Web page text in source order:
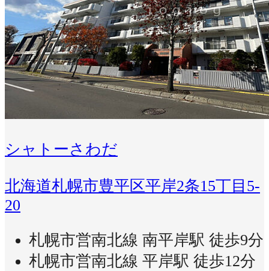
シャトーさわだ
北海道札幌市豊平区平岸2条15丁目5-
20
札幌市営南北線 南平岸駅 徒歩9分
札幌市営南北線 平岸駅 徒歩12分